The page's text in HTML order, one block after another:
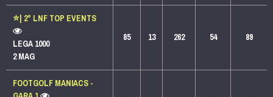
⭐️| 2° LNF TOP EVENTS
LEGA 1000
2 MAG
85 13 262 54 89
FOOTGOLF MANIACS -